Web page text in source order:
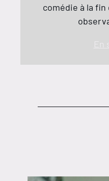
comédie à la fin